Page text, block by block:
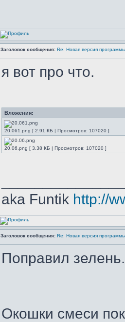
Заголовок сообщения: Re: Новая версия
я вот про что.
Вложения:
20.061.png [ 2.91 КБ | Просмотров: 107020 ]
20.06.png [ 3.38 КБ | Просмотров: 107020 ]
aka Funtik http://
Заголовок сообщения: Re: Новая версия
Поправил
Окошки смеси